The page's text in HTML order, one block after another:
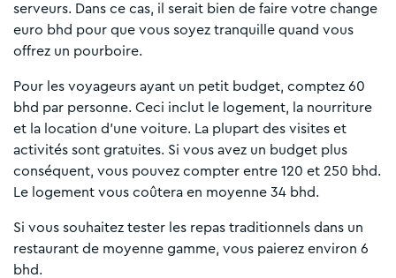
serveurs. Dans ce cas, il serait bien de faire votre change
euro bhd pour que vous soyez tranquille quand vous
offrez un pourboire.
Pour les voyageurs ayant un petit budget, comptez 60
bhd par personne. Ceci inclut le logement, la nourriture
et la location d’une voiture. La plupart des visites et
activités sont gratuites. Si vous avez un budget plus
conséquent, vous pouvez compter entre 120 et 250 bhd.
Le logement vous coûtera en moyenne 34 bhd.
Si vous souhaitez tester les repas traditionnels dans un
restaurant de moyenne gamme, vous paierez environ 6
bhd.